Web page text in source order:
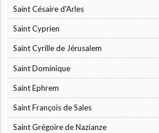
Saint Césaire d'Arles
Saint Cyprien
Saint Cyrille de Jérusalem
Saint Dominique
Saint Ephrem
Saint François de Sales
Saint Grégoire de Nazianze